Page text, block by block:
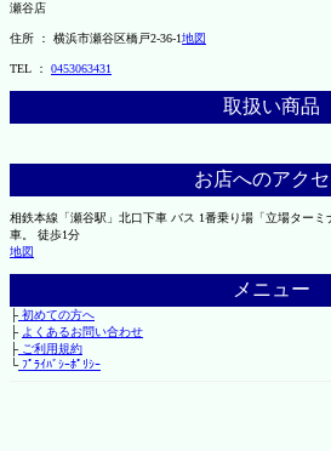
瀬谷店
住所 ： 横浜市瀬谷区橋戸2-36-1地図
TEL ： 0453063431
取扱い商品
お店へのアク
相鉄本線「瀬谷駅」北口下車 バス 1番乗り場「立場ター
車。 徒歩1分
地図
メニュー
├初めての方へ
├ よくあるお問い合わせ
├ご利用規約
└ﾌﾟﾗｲﾊﾞｼｰﾎﾟﾘｼｰ